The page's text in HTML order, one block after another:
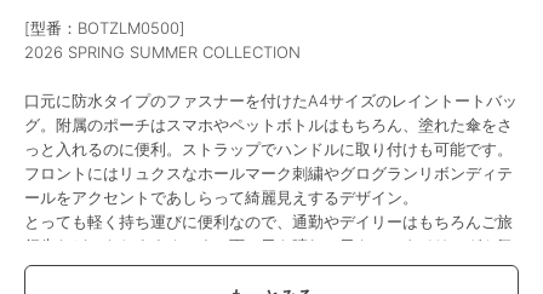
[型番：BOTZLM0500]
2026 SPRING SUMMER COLLECTION
口元に防水タイプのファスナーを付けたA4サイズのレイントートバッ
グ。附属のポーチはスマホやペットボトルはもちろん、塗れた傘をさ
っと入れるのに便利。ストラップでハンドルに取り付けも可能です。
フロントにはリュクスなホールマーク刺繍やグログランリボンディテ
ールをアクセントであしらって綺麗見えするデザイン。
とっても軽く持ち運びに便利なので、通勤やデイリーはもちろんご旅
行先などにもおすすめです。雨の日も晴れの日も、スタイリングや気
分を美しく彩ってくれるアイテムです。